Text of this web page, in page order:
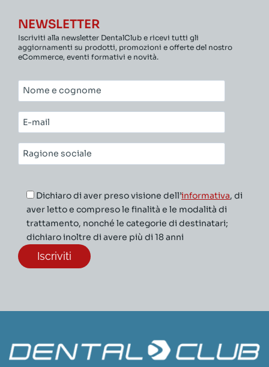
NEWSLETTER
Iscriviti alla newsletter DentalClub e ricevi tutti gli
aggiornamenti su prodotti, promozioni e offerte del nostro
eCommerce, eventi formativi e novità.
Nome
e
cognome*
E-
mail*
Ragione
sociale*
Dichiaro di aver preso visione dell’informativa, di
aver letto e compreso le finalità e le modalità di
trattamento, nonché le categorie di destinatari;
dichiaro inoltre di avere più di 18 anni